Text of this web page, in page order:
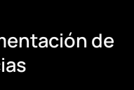
de